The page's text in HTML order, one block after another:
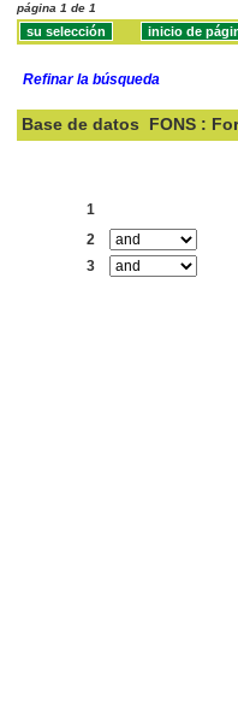
página 1 de 1
Refinar la búsqueda
Base de datos FONS :
1
2
3